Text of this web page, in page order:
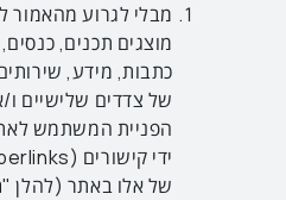
מבלי לגרוע מהאמור
מוצגים תכנים,
כתבות, מידע,
של צדדים שלישיים
הפניית המשתמש
של אלו באתר (להלן "